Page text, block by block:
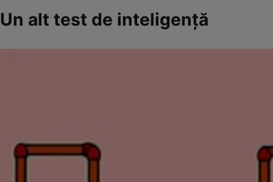
Un alt test de inteligență